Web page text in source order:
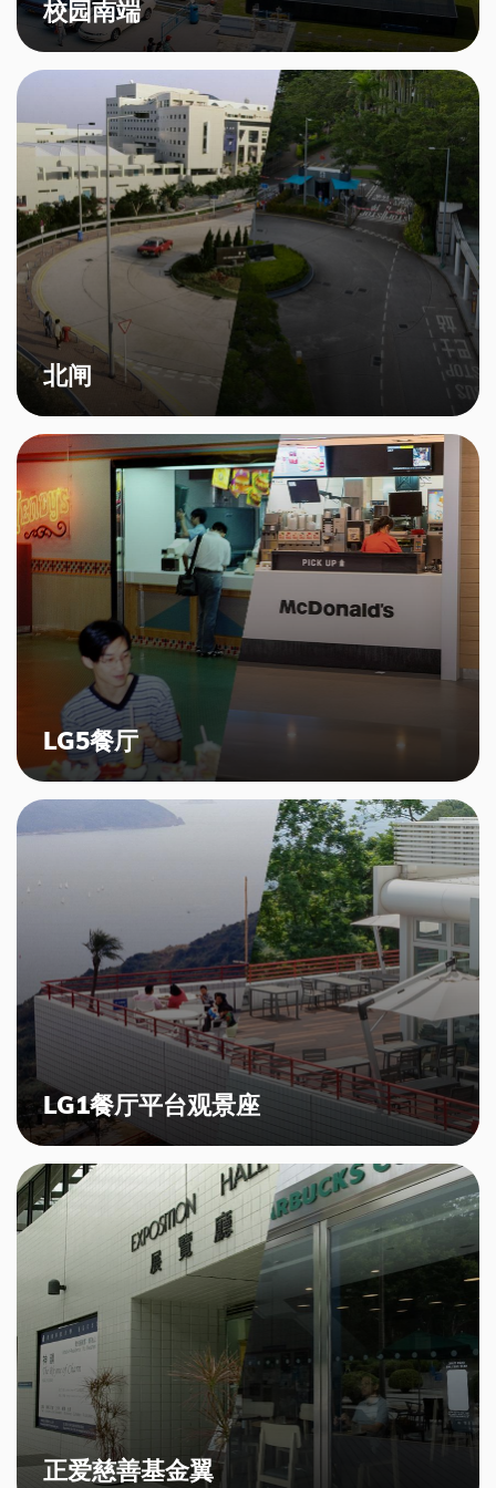
校园南端
北闸
LG5餐厅
LG1餐厅平台观景座
正爱慈善基金翼